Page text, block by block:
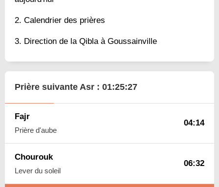
Calendrier des prières
Direction de la Qibla à Goussainville
Prière suivante Asr : 01:25:26
Fajr
Prière d'aube
04:14
Chourouk
Lever du soleil
06:32